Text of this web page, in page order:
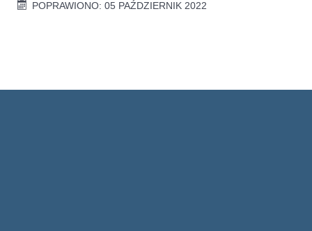
POPRAWIONO: 05 PAŹDZIERNIK 2022